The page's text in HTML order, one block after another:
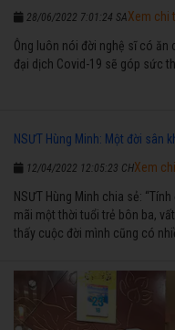
28/06/2022 7:01:24 SA
Ông luôn nói đời nghệ sĩ có ăn
đại dịch Covid-19 sẽ góp sức
Xem chi
NSƯT Hùng Minh: Một đời sân
12/04/2022 12:05:23 CH
NSƯT Hùng Minh chia sẻ:
mãi một thời tuổi trẻ bôn ba,
thấy cuộc đời mình cũng có
ngược nhận được những cơ
diễn”.
Xem